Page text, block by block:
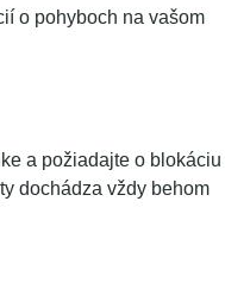
o pohyboch na vašom
a požiadajte o blokáciu
dochádza vždy behom